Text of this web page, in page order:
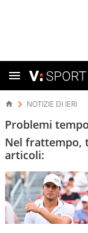
NOTIZIE DI IERI
Problemi
Nel frattempo,
articoli: